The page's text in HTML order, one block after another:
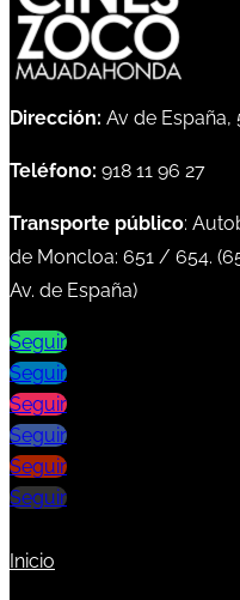
Dirección: Av de España,
Teléfono: 918 11 96 27
Transporte público:
de Moncloa: 651 / 654. (
Av. de España)
Seguir
Seguir
Seguir
Seguir
Seguir
Seguir
Inicio